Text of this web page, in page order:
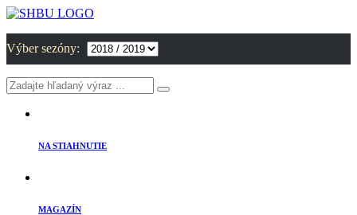
Výber sezóny:
NA STIAHNUTIE
MAGAZÍN